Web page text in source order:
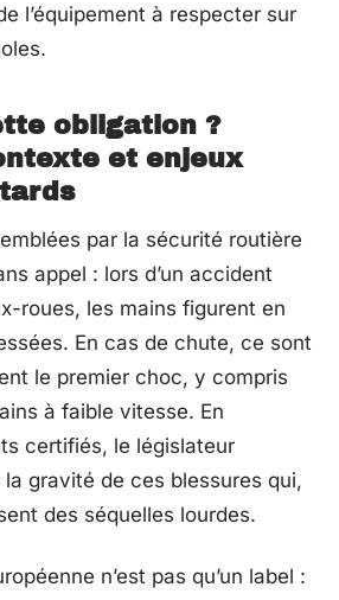
l’équipement à respecter sur
obligation ?
et enjeux
par la sécurité routière
appel : lors d’un accident
roues, les mains figurent en
En cas de chute, ce sont
le premier choc, y compris
à faible vitesse. En
certifiés, le législateur
gravité de ces blessures qui,
des séquelles lourdes.
n’est pas qu’un label :